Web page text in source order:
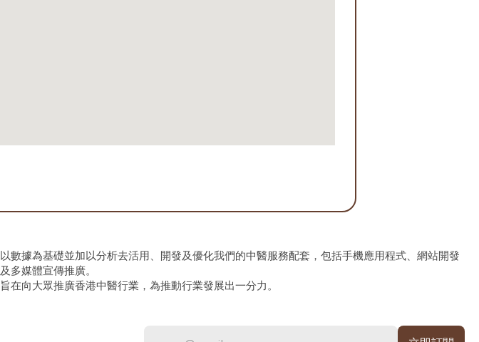
以數據為基礎並加以分析去活用、開發及優化我們的中醫服務配套，包括手機應用程式、網站開發
及多媒體宣傳推廣。
旨在向大眾推廣香港中醫行業，為推動行業發展出一分力。